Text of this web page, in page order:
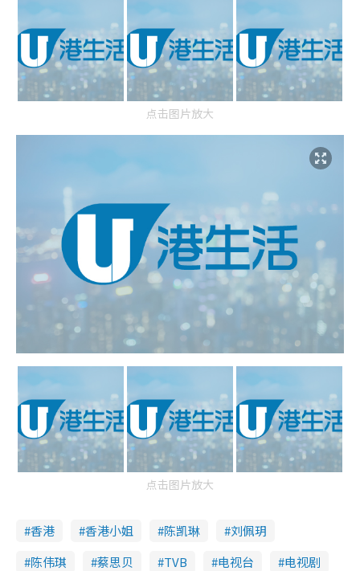
点击图片放大
点击图片放大
香港 香港小姐 陈凯琳
刘佩玥
陈伟琪
蔡思贝 TVB 电视台
电视剧